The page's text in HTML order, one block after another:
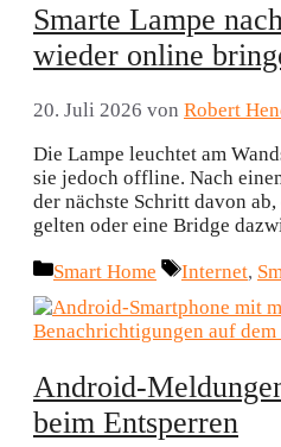
Smarte Lampe
wieder online
20. Juli 2026 von Robert
Die Lampe leuchtet am
sie jedoch offline. Nach
der nächste Schritt davon
gelten oder eine Bridge
Kategorien
Smart Home Internet,
Android-
beim Entsperren